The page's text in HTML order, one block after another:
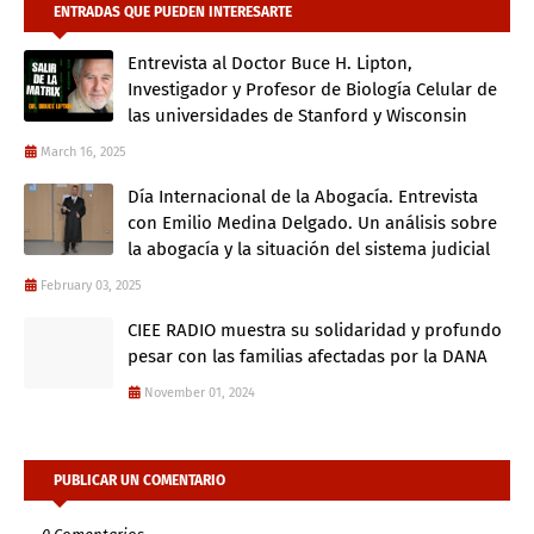
ENTRADAS QUE PUEDEN INTERESARTE
Entrevista al Doctor Buce H. Lipton,
Investigador y Profesor de Biología Celular de
las universidades de Stanford y Wisconsin
March 16, 2025
Día Internacional de la Abogacía. Entrevista
con Emilio Medina Delgado. Un análisis sobre
la abogacía y la situación del sistema judicial
February 03, 2025
CIEE RADIO muestra su solidaridad y profundo
pesar con las familias afectadas por la DANA
November 01, 2024
PUBLICAR UN COMENTARIO